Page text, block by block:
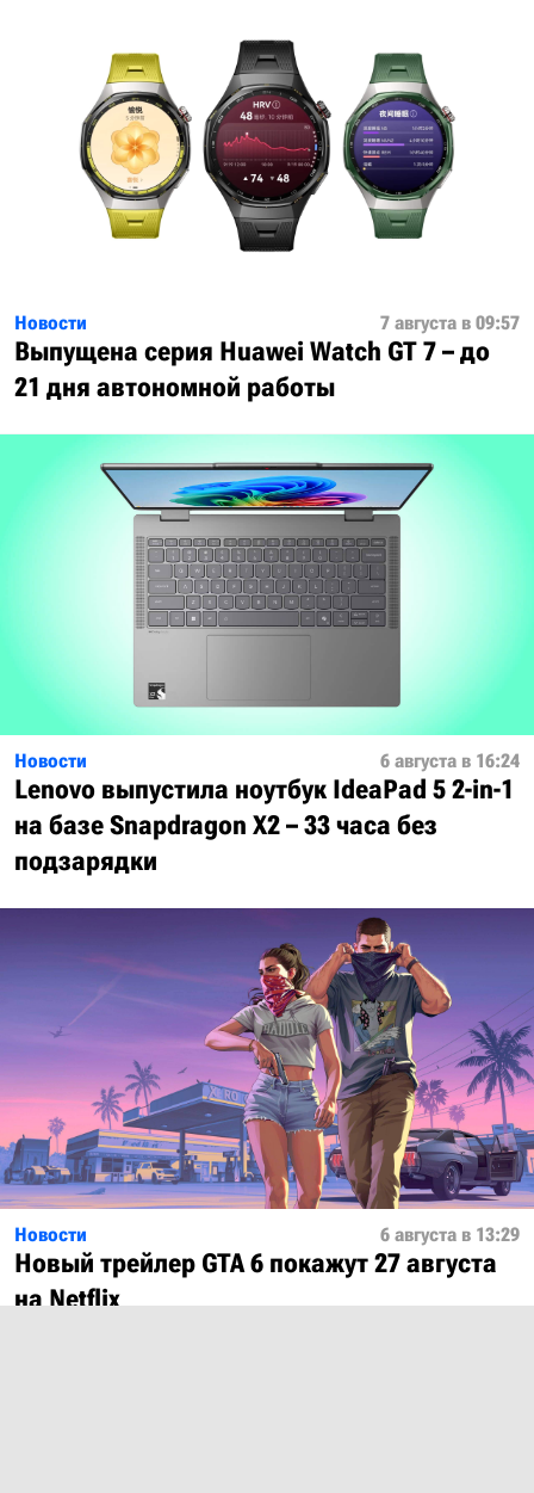
Новости 7 августа в 09:57
Выпущена серия Huawei Watch GT 7 – до
21 дня автономной работы
Новости 6 августа в 16:24
Lenovo выпустила ноутбук IdeaPad 5 2-in-1
на базе Snapdragon X2 – 33 часа без
подзарядки
Новости 6 августа в 13:29
Новый трейлер GTA 6 покажут 27 августа
на Netflix